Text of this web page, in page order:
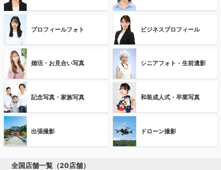
プロフィールフォト ビジネスプロフィール
婚活・お見合い写真 シニアフォト・生前遺影
記念写真・家族写真 和装成人式・卒業写真
出張撮影 ドローン撮影
全国店舗一覧（20店舗）